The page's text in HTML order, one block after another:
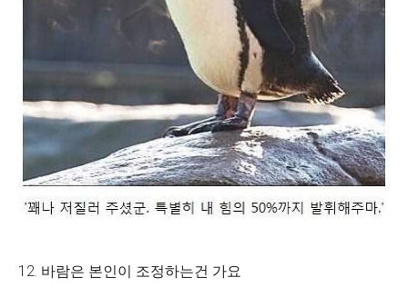
12. 바람은 본인이 조정하는건 가요